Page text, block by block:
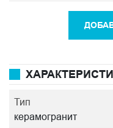
Тип
керамогранит